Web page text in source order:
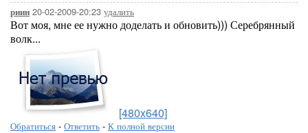
риин 20-02-2009-20:23 удалить
Вот моя, мне ее нужно доделать и обновить))) Серебрянный
волк...
[480x640]
Обратиться - Ответить - К полной версии